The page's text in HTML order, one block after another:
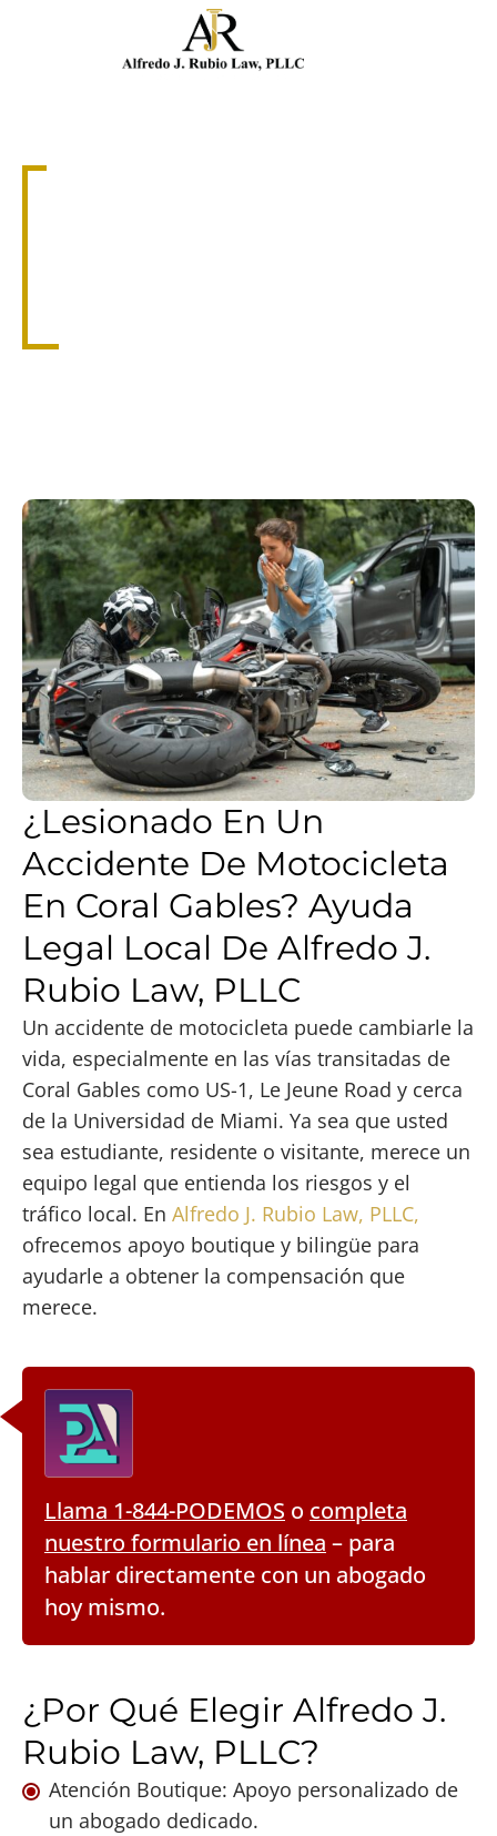
¿Lesionado En Un
Accidente De Motocicleta
En Coral Gables? Ayuda
Legal Local De Alfredo J.
Rubio Law, PLLC
Un accidente de motocicleta puede cambiarle la
vida, especialmente en las vías transitadas de
Coral Gables como US-1, Le Jeune Road y cerca
de la Universidad de Miami. Ya sea que usted
sea estudiante, residente o visitante, merece un
equipo legal que entienda los riesgos y el
tráfico local. En Alfredo J. Rubio Law, PLLC,
ofrecemos apoyo boutique y bilingüe para
ayudarle a obtener la compensación que
merece.
Llama 1-844-PODEMOS o completa
nuestro formulario en línea – para
hablar directamente con un abogado
hoy mismo.
¿Por Qué Elegir Alfredo J.
Rubio Law, PLLC?
Atención Boutique: Apoyo personalizado de
un abogado dedicado.